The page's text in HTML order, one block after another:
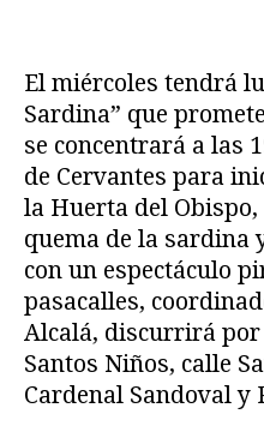
El miércoles tendrá
Sardina” que
se concentrará a las
de Cervantes para
la Huerta del
quema de la sardina
con un espectáculo
pasacalles,
Alcalá, discurrirá por
Santos Niños, calle
Cardenal Sandoval y